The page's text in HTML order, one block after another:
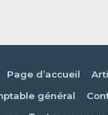
Page d’accueil
général